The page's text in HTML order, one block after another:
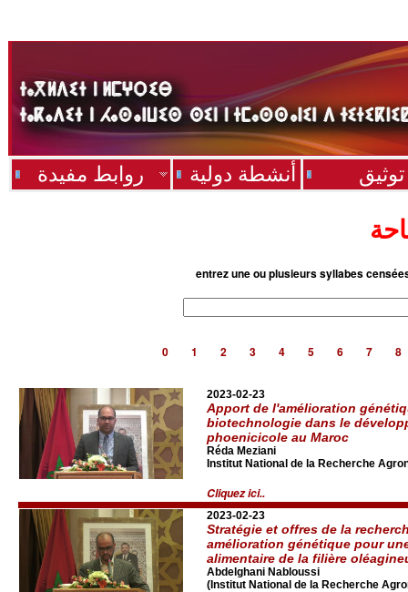
روابط مفيدة أنشطة دولية توثيق
entrez une ou plusieurs syllabes
0 1 2 3 4 5 6 7 8
2023-02-23
Apport de l'amélioration
biotechnologie dans le
phoenicicole au Maroc
Réda Meziani
Institut National de la Recherche
Cliquez ici..
2023-02-23
Stratégie et offres de la
amélioration génétique pour
alimentaire de la filière
Abdelghani Nabloussi
(Institut National de la Recherche